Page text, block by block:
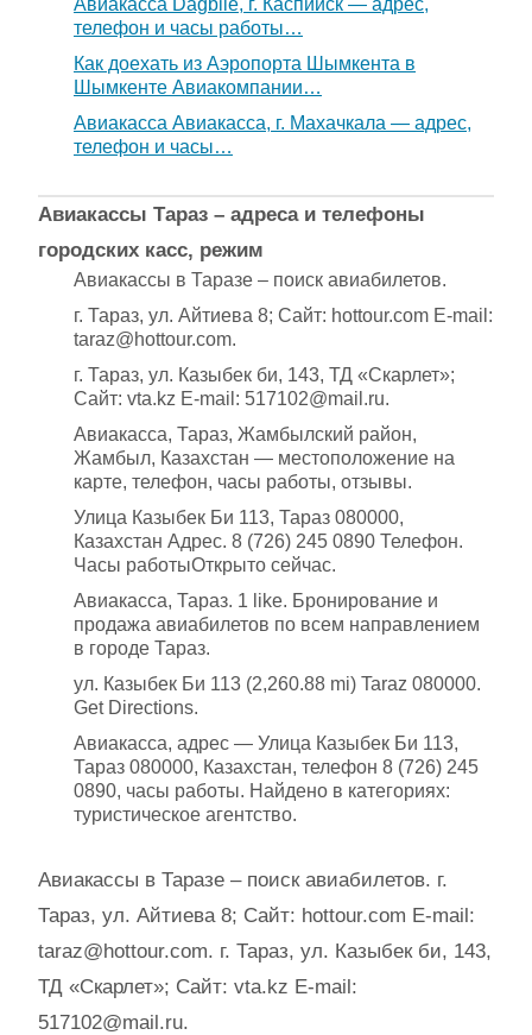
Авиакасса Dagbile, г. Каспийск — адрес,
телефон и часы работы…
Как доехать из Аэропорта Шымкента в
Шымкенте Авиакомпании…
Авиакасса Авиакасса, г. Махачкала — адрес,
телефон и часы…
Авиакассы Тараз – адреса и телефоны
городских касс, режим
Авиакассы в Таразе – поиск авиабилетов.
г. Тараз, ул. Айтиева 8; Сайт: hottour.com E-mail:
taraz@hottour.com.
г. Тараз, ул. Казыбек би, 143, ТД «Скарлет»;
Сайт: vta.kz E-mail: 517102@mail.ru.
Авиакасса, Тараз, Жамбылский район,
Жамбыл, Казахстан — местоположение на
карте, телефон, часы работы, отзывы.
Улица Казыбек Би 113, Тараз 080000,
Казахстан Адрес. 8 (726) 245 0890 Телефон.
Часы работыОткрыто сейчас.
Авиакасса, Тараз. 1 like. Бронирование и
продажа авиабилетов по всем направлением
в городе Тараз.
ул. Казыбек Би 113 (2,260.88 mi) Taraz 080000.
Get Directions.
Авиакасса, адрес — Улица Казыбек Би 113,
Тараз 080000, Казахстан, телефон 8 (726) 245
0890, часы работы. Найдено в категориях:
туристическое агентство.
Авиакассы в Таразе – поиск авиабилетов. г.
Тараз, ул. Айтиева 8; Сайт: hottour.com E-mail:
taraz@hottour.com. г. Тараз, ул. Казыбек би, 143,
ТД «Скарлет»; Сайт: vta.kz E-mail:
517102@mail.ru.